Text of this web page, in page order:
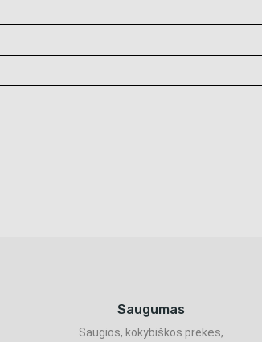
Saugumas
Saugios, kokybiškos prekės,